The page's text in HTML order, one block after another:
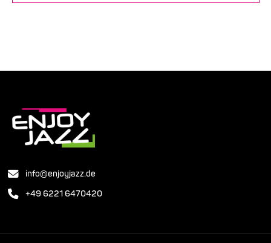
info@enjoyjazz.de
+49 6221 6470420